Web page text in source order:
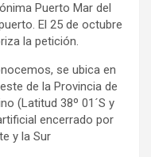
Puerto Mar del
El 25 de octubre
la petición.
se ubica en
de la Provincia de
(Latitud 38º 01´S y
encerrado por
y la Sur